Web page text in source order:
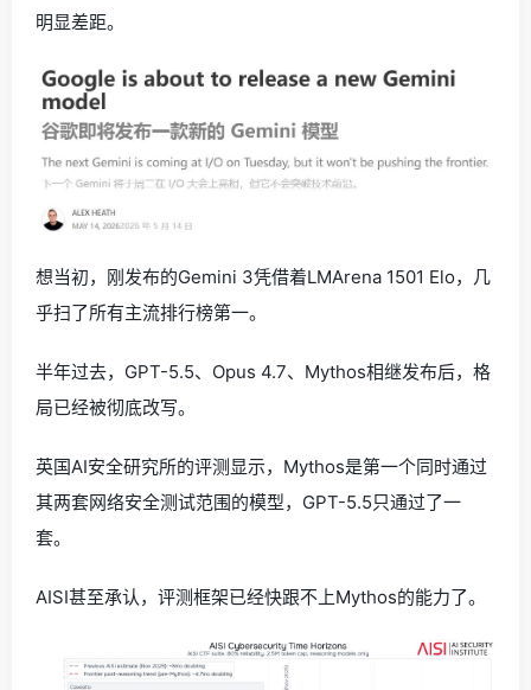
明显差距。
想当初，刚发布的Gemini 3凭借着LMArena 1501 Elo，几
乎扫了所有主流排行榜第一。
半年过去，GPT-5.5、Opus 4.7、Mythos相继发布后，格
局已经被彻底改写。
英国AI安全研究所的评测显示，Mythos是第一个同时通过
其两套网络安全测试范围的模型，GPT-5.5只通过了一
套。
AISI甚至承认，评测框架已经快跟不上Mythos的能力了。